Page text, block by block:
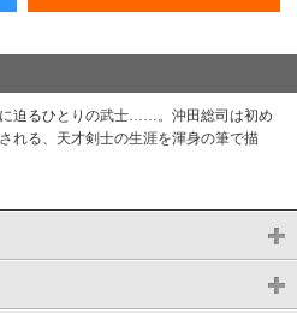
迫るひとりの武士……。沖田総司は初め
れる、天才剣士の生涯を渾身の筆で描